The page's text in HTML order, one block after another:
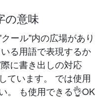
の意味
ール"内の広場があり
る用語で表現するか
に書き出しの対応
ています。 では使用
。 も使用できる👌OK